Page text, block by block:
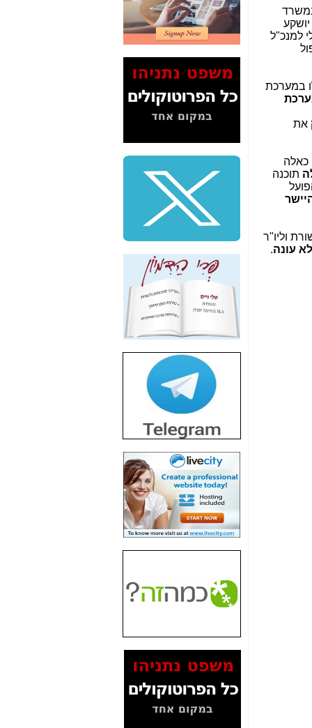
למנכ"ל
במערכת
את
כאלה
תוכנה
וליו"ר
עונה.
2" על תעלולי השר
משה כחלון -כאן
המשך חשיפת הבלוף
ששמו "מהפיכת
הסלולר" ואיך מסרסים
את הנתונים לציבור -
כאן
סיכום ביקור בסיליקון
משקיעות ומפתחות
באותם תחומים -כאן
שלמה פילבר (עד
לאחרונה מנכ"ל משרד
התקשורת) - עד
מדינה? הצחקתם
"יש אפליה בחקירה"?
חשיפה: למה השר
משה כחלון לא נחקר
עד היום? -
כאן
חשיפת חשד לשחיתות
הדומה לזו של "תיק
הסלולר -כאן
חשיפת מה שלא
רוצים שתדעו בעניין
פריסת אנלימיטד
(בניחוח בלתי נסבל) -
כאן
חשיפה: איוב קרא
אישר לקבוצת סלקום
בדיוק מה שביבי אישר
כאן
האם השר איוב קרא
היה צריך בכלל לחתום
האם ביבי וקרא קבלו
בכלל תמורה עבור
ההטבות הרגולטוריות
Yes (תיק 4000)
מוכיחים "תפירת תיק"
לאיש הלא נכון! -כאן
עובדות ומסמכים